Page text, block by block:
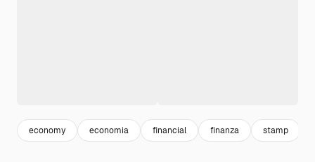
economy economia financial finanza stamp